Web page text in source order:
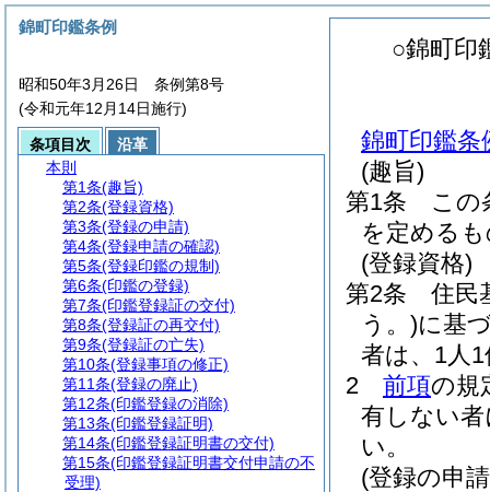
○錦町印
錦町印鑑条
(趣旨)
第1条
この
を定める
(登録資格)
第2条
住民
う。)に基
者は、1人
2
前項の規
有しない
い。
(登録の申
錦町印鑑条例
昭和50年3月26日 条例第8号
(令和元年12月14日施行)
条項目次
沿革
本則
第1条(趣旨)
第2条(登録資格)
第3条(登録の申請)
第4条(登録申請の確認)
第5条(登録印鑑の規制)
第6条(印鑑の登録)
第7条(印鑑登録証の交付)
第8条(登録証の再交付)
第9条(登録証の亡失)
第10条(登録事項の修正)
第11条(登録の廃止)
第12条(印鑑登録の消除)
第13条(印鑑登録証明)
第14条(印鑑登録証明書の交付)
第15条(印鑑登録証明書交付申請の不
受理)